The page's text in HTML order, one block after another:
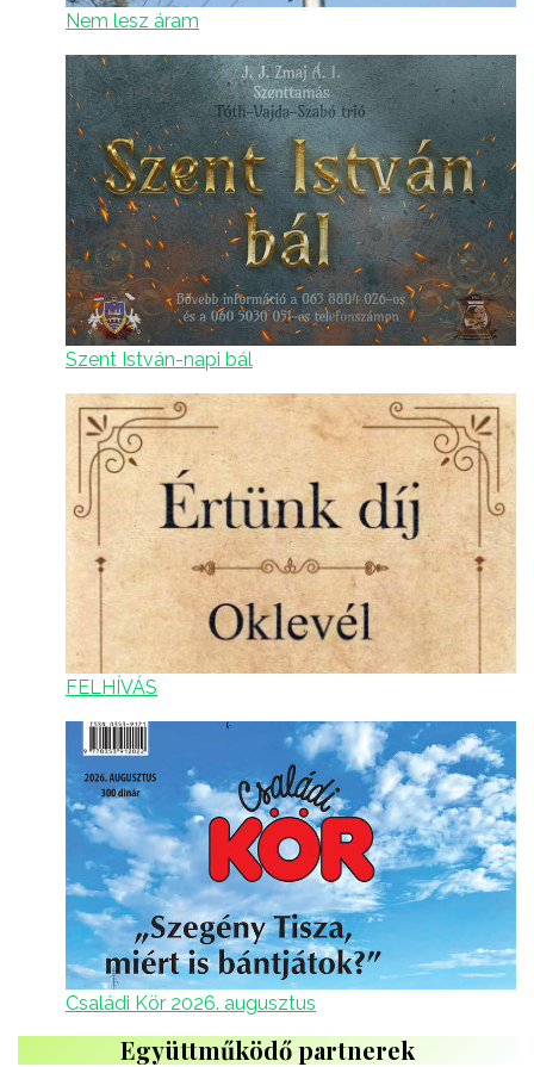
Nem lesz áram
Szent István-napi bál
FELHÍVÁS
Családi Kör 2026. augusztus
Együttműködő partnerek